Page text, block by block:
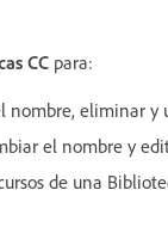
CC para:
nombre, eliminar
el nombre y
de una